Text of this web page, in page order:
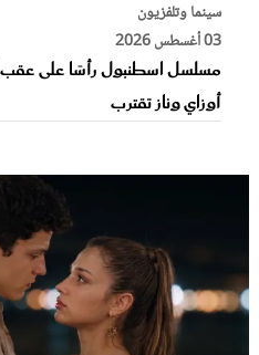
سينما وتلفزيون
03 أغسطس 2026
أوزاي وناز تقترب